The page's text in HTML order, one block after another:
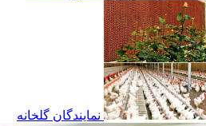
نمایندگان گلخانه